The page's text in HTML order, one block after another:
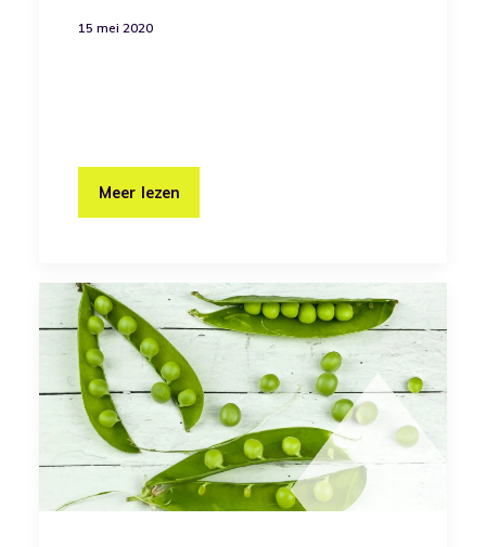
15 mei 2020
Meer lezen